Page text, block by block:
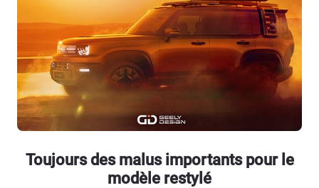
Toujours des malus importants pour le
modèle restylé